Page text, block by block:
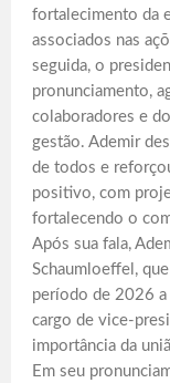
fortalecimento da
associados nas
seguida, o
pronunciamento,
colaboradores e
gestão. Ademir
de todos e
positivo, com
fortalecendo o
Após sua fala,
Schaumloeffel,
período de 2026 a
cargo de vice-
importância da
Em seu